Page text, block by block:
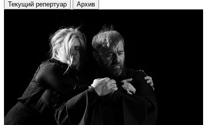
Текущий репертуар Архив